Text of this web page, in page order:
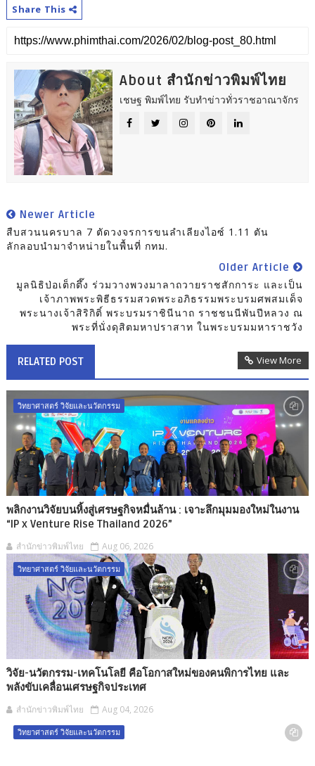
Share This
About สำนักข่าวพิมพ์ไทย
เชษฐ พิมพ์ไทย รับทำข่าวทั่วราชอาณาจักร
Newer Article
สืบสวนนครบาล 7 ตัดวงจรการขนลำเลียงไอซ์ 1.11 ตัน
ลักลอบนำมาจำหน่ายในพื้นที่ กทม.
Older Article
มูลนิธิป่อเต็กตึ๊ง ร่วมวางพวงมาลาถวายราชสักการะ และเป็น
เจ้าภาพพระพิธีธรรมสวดพระอภิธรรมพระบรมศพสมเด็จ
พระนางเจ้าสิริกิติ์ พระบรมราชินีนาถ ราชชนนีพันปีหลวง ณ
พระที่นั่งดุสิตมหาปราสาท ในพระบรมมหาราชวัง
RELATED POST View More
วิทยาศาสตร์ วิจัยและนวัตกรรม
พลิกงานวิจัยบนหิ้งสู่เศรษฐกิจหมื่นล้าน : เจาะลึกมุมมองใหม่ในงาน
“IP x Venture Rise Thailand 2026”
สำนักข่าวพิมพ์ไทย Aug 06, 2026
วิทยาศาสตร์ วิจัยและนวัตกรรม
วิจัย-นวัตกรรม-เทคโนโลยี คือโอกาสใหม่ของคนพิการไทย และ
พลังขับเคลื่อนเศรษฐกิจประเทศ
สำนักข่าวพิมพ์ไทย Aug 04, 2026
วิทยาศาสตร์ วิจัยและนวัตกรรม